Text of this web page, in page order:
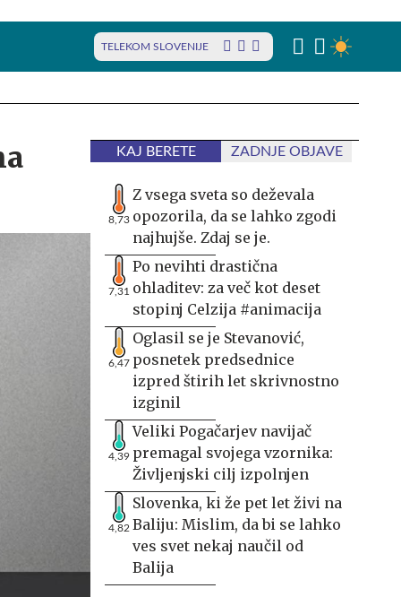
TELEKOM SLOVENIJE
KAJ BERETE ZADNJE OBJAVE
8,73
Z vsega sveta so deževala
opozorila, da se lahko zgodi
najhujše. Zdaj se je.
7,31
Po nevihti drastična
ohladitev: za več kot deset
stopinj Celzija #animacija
6,47
Oglasil se je Stevanović,
posnetek predsednice
izpred štirih let skrivnostno
izginil
4,39
Veliki Pogačarjev navijač
premagal svojega vzornika:
Življenjski cilj izpolnjen
4,82
Slovenka, ki že pet let živi na
Baliju: Mislim, da bi se lahko
ves svet nekaj naučil od
Balija